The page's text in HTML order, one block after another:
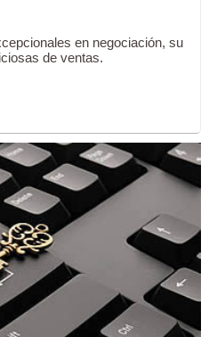
en negociación, su
de ventas.